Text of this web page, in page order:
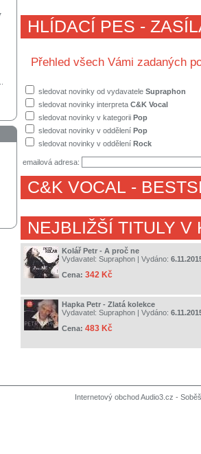
HLÍDACÍ PES -
Přehled všech Vámi zadaných
sledovat novinky od vydavatele Supraphon
sledovat novinky interpreta C&K Vocal
sledovat novinky v kategorii Pop
sledovat novinky v oddělení Pop
sledovat novinky v oddělení Rock
emailová adresa:
C&K VOCAL -
NEJBLIŽŠÍ TITULY V
Kolář Petr - A proč ne
Vydavatel: Supraphon | Vydáno:
Cena: 342 Kč
Hapka Petr - Zlatá kolekce
Vydavatel: Supraphon | Vydáno:
Cena: 483 Kč
Internetový obchod Audio3.cz -